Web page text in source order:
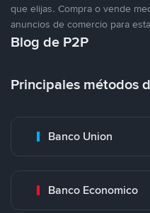
que elijas. Compra o vende
anuncios de comercio para
Blog de P2P
Principales métodos
Banco Union
Banco Economico